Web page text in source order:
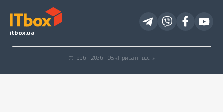
itbox.ua
© 1996 - 2026 ТОВ «Приватінвест»